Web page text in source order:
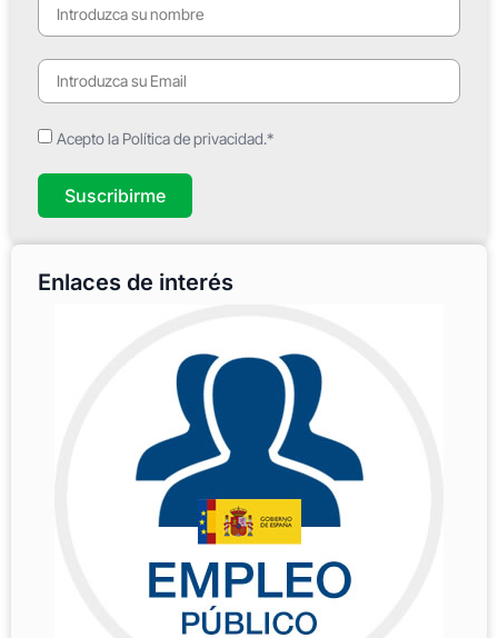
Acepto la Política de privacidad.*
Suscribirme
Enlaces de interés